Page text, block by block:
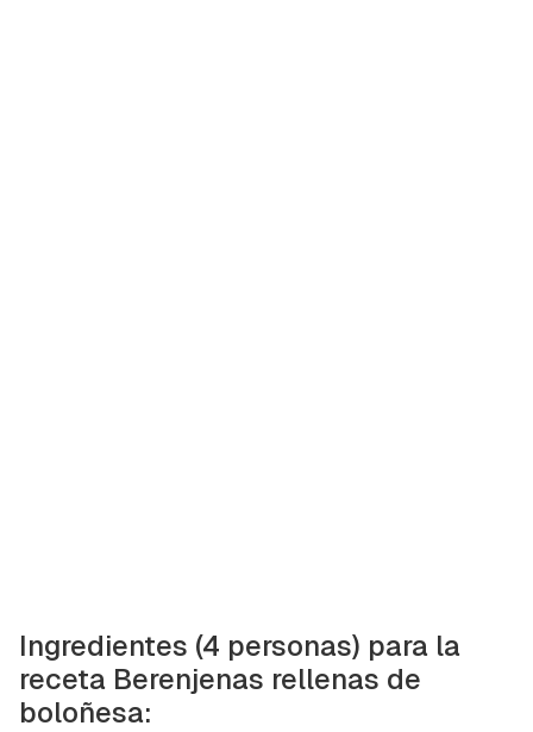
Ingredientes (4 personas) para la
receta Berenjenas rellenas de
boloñesa: